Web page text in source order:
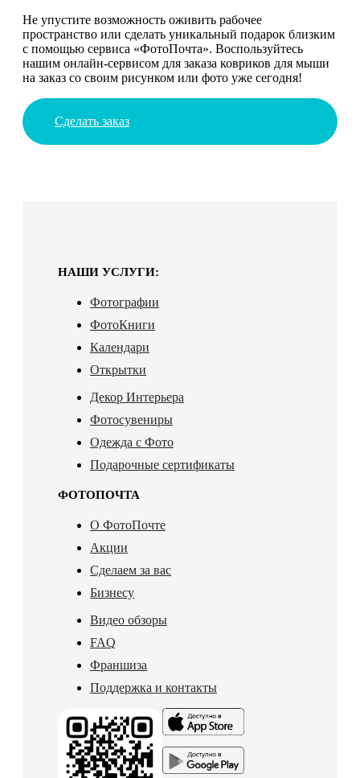
Не упустите возможность оживить рабочее
пространство или сделать уникальный подарок близким
с помощью сервиса «ФотоПочта». Воспользуйтесь
нашим онлайн-сервисом для заказа ковриков для мыши
на заказ со своим рисунком или фото уже сегодня!
Сделать заказ
НАШИ УСЛУГИ:
Фотографии
ФотоКниги
Календари
Открытки
Декор Интерьера
Фотосувениры
Одежда с Фото
Подарочные сертификаты
ФОТОПОЧТА
О ФотоПочте
Акции
Сделаем за вас
Бизнесу
Видео обзоры
FAQ
Франшиза
Поддержка и контакты